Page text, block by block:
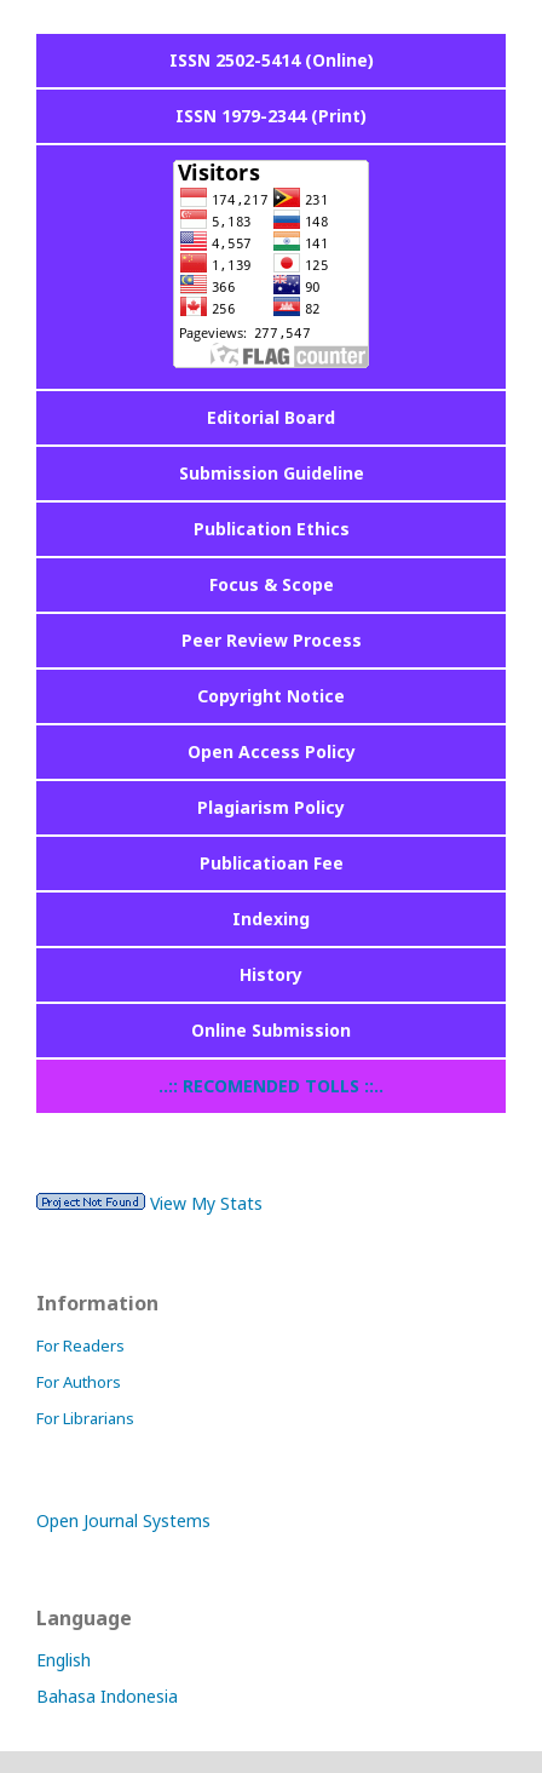
ISSN 2502-5414 (Online)
ISSN 1979-2344 (Print)
Editorial Board
Submission Guideline
Publication Ethics
Focus & Scope
Peer Review Process
Copyright Notice
Open Access Policy
Plagiarism Policy
Publicatioan Fee
Indexing
History
Online Submission
..:: RECOMENDED TOLLS ::..
View My Stats
Information
For Readers
For Authors
For Librarians
Open Journal Systems
Language
English
Bahasa Indonesia